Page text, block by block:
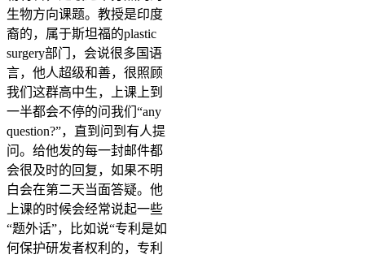
生物方向课题。教授是印度
裔的，属于斯坦福的plastic
surgery部门，会说很多国语
言，他人超级和善，很照顾
我们这群高中生，上课上到
一半都会不停的问我们“any
question?”，直到问到有人提
问。给他发的每一封邮件都
会很及时的回复，如果不明
白会在第二天当面答疑。他
上课的时候会经常说起一些
“题外话”，比如说“专利是如
何保护研发者权利的，专利